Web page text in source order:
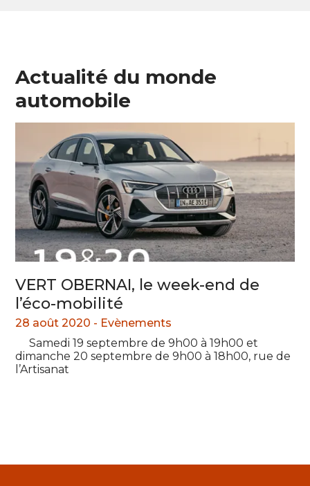
Actualité du monde
automobile
VERT OBERNAI, le week-end de
l’éco-mobilité
28 août 2020 - Evènements
Samedi 19 septembre de 9h00 à 19h00 et
dimanche 20 septembre de 9h00 à 18h00, rue de
l’Artisanat